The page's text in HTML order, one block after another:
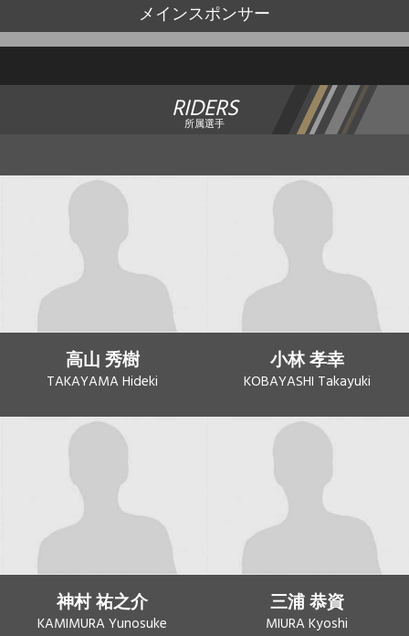
メインスポンサー
RIDERS
所属選手
高山 秀樹
TAKAYAMA Hideki
小林 孝幸
KOBAYASHI Takayuki
神村 祐之介
KAMIMURA Yunosuke
三浦 恭資
MIURA Kyoshi